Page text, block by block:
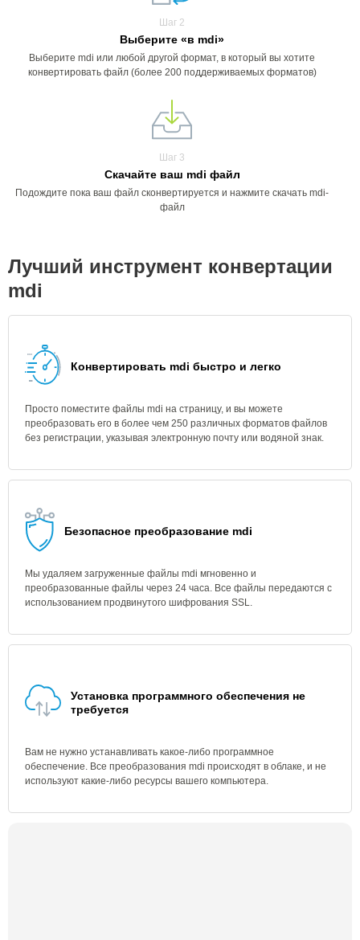
Шаг 2
Выберите «в mdi»
Выберите mdi или любой другой формат, в который вы хотите
конвертировать файл (более 200 поддерживаемых форматов)
Шаг 3
Скачайте ваш mdi файл
Подождите пока ваш файл сконвертируется и нажмите скачать mdi-
файл
Лучший инструмент конвертации
mdi
Конвертировать mdi быстро и легко
Просто поместите файлы mdi на страницу, и вы можете
преобразовать его в более чем 250 различных форматов файлов
без регистрации, указывая электронную почту или водяной знак.
Безопасное преобразование mdi
Мы удаляем загруженные файлы mdi мгновенно и
преобразованные файлы через 24 часа. Все файлы передаются с
использованием продвинутого шифрования SSL.
Установка программного обеспечения не
требуется
Вам не нужно устанавливать какое-либо программное
обеспечение. Все преобразования mdi происходят в облаке, и не
используют какие-либо ресурсы вашего компьютера.